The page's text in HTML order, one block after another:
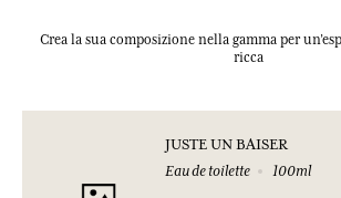
Crea la sua composizione nella gamma per
ricca
JUSTE UN BAISER
Eau de toilette
100ml